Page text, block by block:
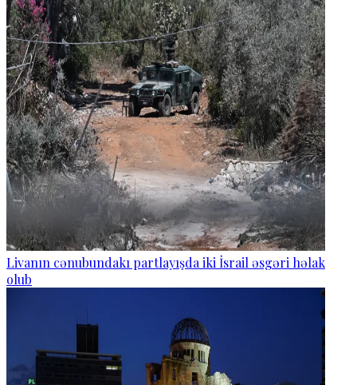
Livanın cənubundakı partlayışda iki İsrail əsgəri həlak
olub